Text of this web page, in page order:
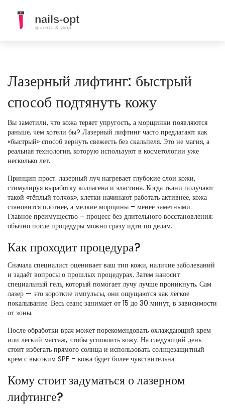
Лазерный лифтинг: быстрый
способ подтянуть кожу
Вы заметили, что кожа теряет упругость, а морщинки появляются
раньше, чем хотели бы? Лазерный лифтинг часто предлагают как
«быстрый» способ вернуть свежесть без скальпеля. Это не магия, а
реальная технология, которую используют в косметологии уже
несколько лет.
Принцип прост: лазерный луч нагревает глубокие слои кожи,
стимулируя выработку коллагена и эластина. Когда ткани получают
такой «тёплый толчок», клетки начинают работать активнее, кожа
становится плотнее, а мелкие морщины – менее заметными.
Главное преимущество – процесс без длительного восстановления:
обычно после процедуры можно сразу идти по делам.
Как проходит процедура?
Сначала специалист оценивает ваш тип кожи, наличие заболеваний
и задаёт вопросы о прошлых процедурах. Затем наносит
специальный гель, который помогает лучу лучше проникнуть. Сам
лазер — это короткие импульсы, они ощущаются как лёгкое
покалывание. Весь сеанс занимает от 15 до 30 минут, в зависимости
от зоны.
После обработки врач может порекомендовать охлаждающий крем
или лёгкий массаж, чтобы успокоить кожу. На следующий день
стоит избегать прямого солнца и использовать солнцезащитный
крем с высоким SPF – кожа будет более чувствительна.
Кому стоит задуматься о лазерном
лифтинге?